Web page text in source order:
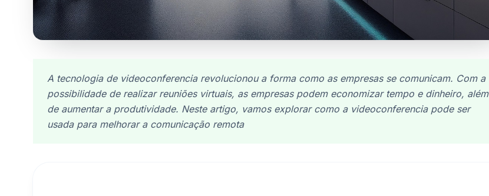
A tecnologia de videoconferencia revolucionou a forma como as empresas se comunicam. Com a
possibilidade de realizar reuniões virtuais, as empresas podem economizar tempo e dinheiro, além
de aumentar a produtividade. Neste artigo, vamos explorar como a videoconferencia pode ser
usada para melhorar a comunicação remota